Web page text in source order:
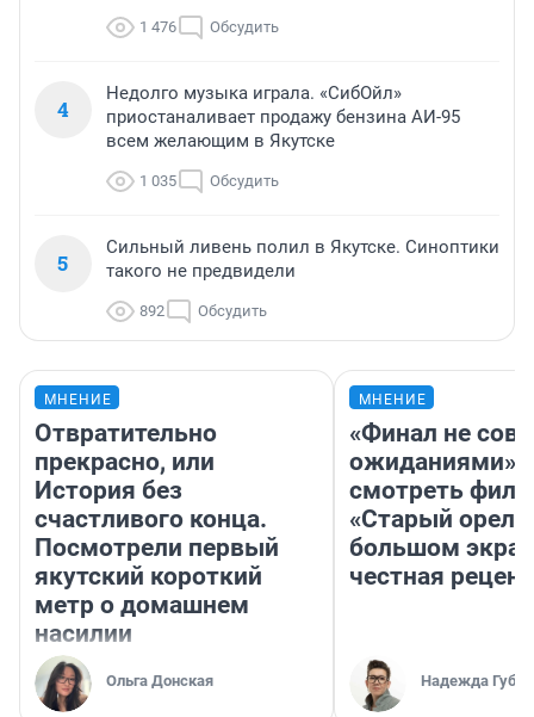
1 476 Обсудить
4
Недолго музыка играла. «СибОйл»
приостаналивает продажу бензина АИ-95
всем желающим в Якутске
1 035 Обсудить
5
Сильный ливень полил в Якутске. Синоптики
такого не предвидели
892 Обсудить
МНЕНИЕ
Отвратительно
прекрасно, или
История без
счастливого конца.
Посмотрели первый
якутский короткий
метр о домашнем
насилии
Ольга Донская
МНЕНИЕ
«Финал не
ожиданиями»:
смотреть
«Старый орел»
большом
честная
Надежда